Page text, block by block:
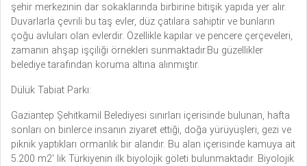
şehir merkezinin dar sokaklarında birbirine bitişik yapıda yer alır.
Duvarlarla çevrili bu taş evler, düz çatılara sahiptir ve bunların
çoğu avluları olan evlerdir. Özellikle kapılar ve pencere çerçeveleri,
zamanın ahşap işçiliği örnekleri sunmaktadır.Bu güzellikler
belediye tarafından koruma altına alınmıştır.
Dülük Tabiat Parkı:
Gaziantep Șehitkamil Belediyesi sınırları içerisinde bulunan, hafta
sonları on binlerce insanın ziyaret ettiği, doğa yürüyüșleri, gezi ve
piknik yaptıkları ormanlık bir alandır. Bu alan içerisinde kamuya ait
5.200 m2′ lik Türkiyenin ilk biyolojik göleti bulunmaktadır. Biyolojik